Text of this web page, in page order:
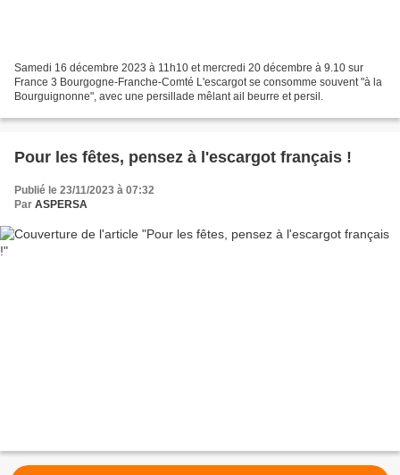
Samedi 16 décembre 2023 à 11h10 et mercredi 20 décembre à 9.10 sur
France 3 Bourgogne-Franche-Comté L'escargot se consomme souvent "à la
Bourguignonne", avec une persillade mêlant ail beurre et persil.
Pour les fêtes, pensez à l'escargot français !
Publié le 23/11/2023 à 07:32
Par ASPERSA